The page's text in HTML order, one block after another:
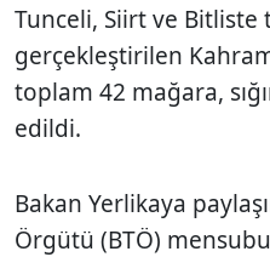
Tunceli, Siirt ve
gerçekleştirilen
toplam 42 mağara,
edildi.
Bakan Yerlikaya
Örgütü (BTÖ)